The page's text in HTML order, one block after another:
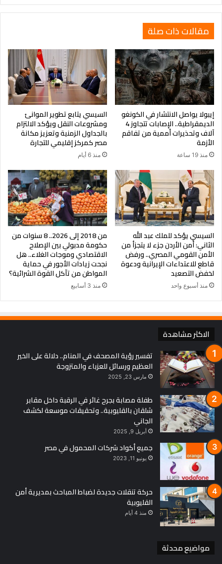
قد يضيف 4.1 تريليون دولار إلى العجز خلال 10 سنوات، في مقابل
إيرادات محتملة من الرسوم الجمركية تقترب من 4 تريليونات دولار.
الأزمة الراهنة تكشف بوضوح أن الخلافات السياسية حول أولويات
الإنفاق، تتجاهل واحدة من أخطر القضايا التي تواجه الاقتصاد
الأمريكي: الدين العام المتصاعد.
مقالات ذات صلة
إيبولا يواصل الانتشار في الكونغو
الديمقراطية.. الإصابات تتجاوز 4
آلاف وتحذيرات أممية من تفاقم
الأزمة
منذ 19 ساعة
السيسي يتابع تطوير الموانئ
ومشروعات النقل ويؤكد الالتزام
بالجداول الزمنية وتعزيز مكانة
مصر كمركز إقليمي للتجارة
منذ 6 أيام
السيسي يؤكد للملك عبد الله
الثاني: أمن الأردن جزء لا يتجزأ من
الأمن القومي المصري.. ورفض
قاطع للاعتداءات الإيرانية ودعوة
لخفض التصعيد
منذ أسبوع واحد
من 2018 إلى 2026.. 8 سنوات من
حكومة مدبولي بين الإصلاح
الاقتصادي وموجات الغلاء.. هل
نجحت زيادات الأجور في حماية
المواطن من تآكل القوة الشرائية؟
منذ 3 أسابيع
الاكثر مشاهدة
تفسير رؤية المصحف في المنام.. دلالة على الخير
العظيم ورسائل للعزباء والمتزوجة
مارس 23, 2025
طفلة مصابة بجرح غائر في الرقبة داخل مقابر
شلقان بالقليوبية.. وتحقيقات موسعة لكشف
الجاني
أبريل 9, 2025
جميع أكواد شركات المحمول في مصر
يونيو 11, 2023
حركة تنقلات جديدة لضباط المباحث بمديرية أمن
القليوبية
منذ 4 أيام
مواضيع محدثة